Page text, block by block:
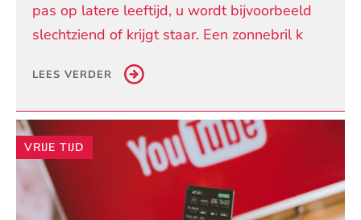
pas op latere leeftijd, u wordt bijvoorbeeld
slechtziend of krijgt staar. Een zonnebril k
LEES VERDER
VRIJE TIJD